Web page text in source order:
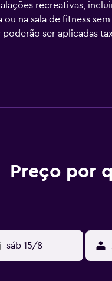
recreativas,
ou na sala de fitness
ser aplicadas
Preço por
sáb 15/8